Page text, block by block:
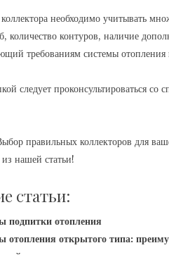
необходимо учитывать
количество контуров, наличие
требованиям системы
следует проконсультироваться
правильных коллекторов для
из нашей статьи!
статьи:
подпитки отопления
отопления открытого типа: